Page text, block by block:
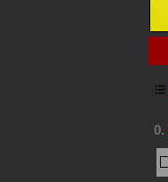
0.